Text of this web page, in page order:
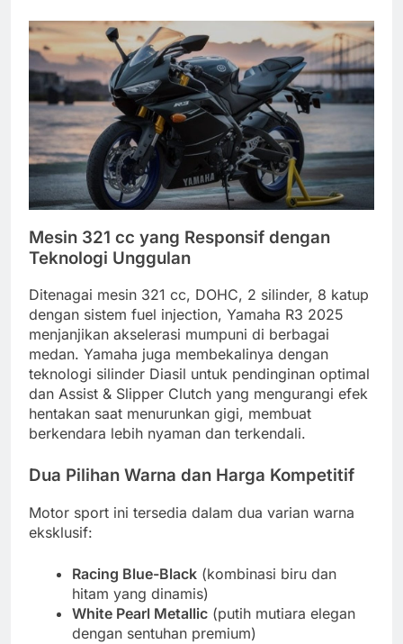
Mesin 321 cc yang Responsif dengan
Teknologi Unggulan
Ditenagai mesin 321 cc, DOHC, 2 silinder, 8 katup
dengan sistem fuel injection, Yamaha R3 2025
menjanjikan akselerasi mumpuni di berbagai
medan. Yamaha juga membekalinya dengan
teknologi silinder Diasil untuk pendinginan optimal
dan Assist & Slipper Clutch yang mengurangi efek
hentakan saat menurunkan gigi, membuat
berkendara lebih nyaman dan terkendali.
Dua Pilihan Warna dan Harga Kompetitif
Motor sport ini tersedia dalam dua varian warna
eksklusif:
Racing Blue-Black (kombinasi biru dan
hitam yang dinamis)
White Pearl Metallic (putih mutiara elegan
dengan sentuhan premium)